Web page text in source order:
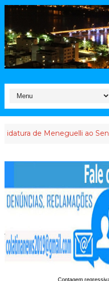
Meneguelli ao Senado